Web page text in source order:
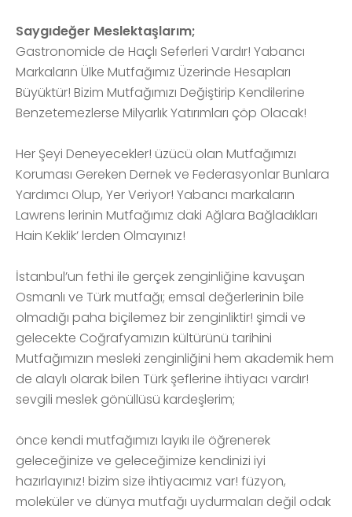
Saygıdeğer Meslektaşlarım;
Gastronomide de Haçlı Seferleri Vardır! Yabancı
Markaların Ülke Mutfağımız Üzerinde Hesapları
Büyüktür! Bizim Mutfağımızı Değiştirip Kendilerine
Benzetemezlerse Milyarlık Yatırımları çöp Olacak!
Her Şeyi Deneyecekler! üzücü olan Mutfağımızı
Koruması Gereken Dernek ve Federasyonlar Bunlara
Yardımcı Olup, Yer Veriyor! Yabancı markaların
Lawrens lerinin Mutfağımız daki Ağlara Bağladıkları
Hain Keklik’ lerden Olmayınız!
İstanbul’un fethi ile gerçek zenginliğine kavuşan
Osmanlı ve Türk mutfağı; emsal değerlerinin bile
olmadığı paha biçilemez bir zenginliktir! şimdi ve
gelecekte Coğrafyamızın kültürünü tarihini
Mutfağımızın mesleki zenginliğini hem akademik hem
de alaylı olarak bilen Türk şeflerine ihtiyacı vardır!
sevgili meslek gönüllüsü kardeşlerim;
önce kendi mutfağımızı layıkı ile öğrenerek
geleceğinize ve geleceğimize kendinizi iyi
hazırlayınız! bizim size ihtiyacımız var! füzyon,
moleküler ve dünya mutfağı uydurmaları değil odak